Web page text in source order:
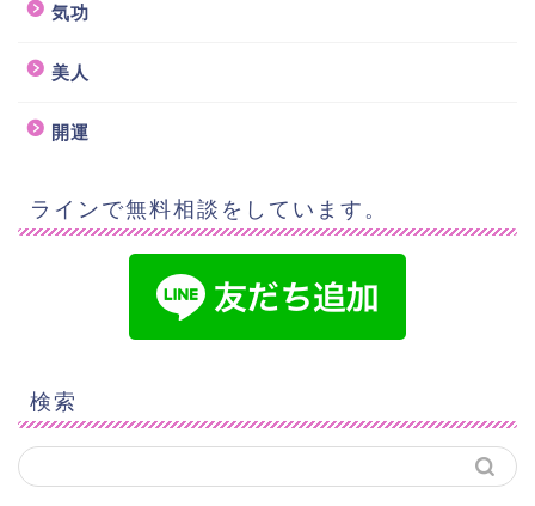
気功
美人
開運
ラインで無料相談をしています。
検索